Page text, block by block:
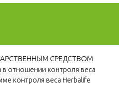
СРЕДСТВОМ
отношении контроля веса
контроля веса Herbalife